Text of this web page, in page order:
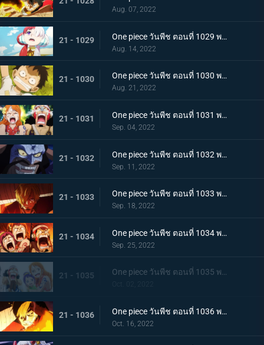
Aug. 07, 2022
21 - 1029 One piece วันพีช ตอนที่ 1029 พากย์ไทย ความทรงจำลางเลือน ลูฟี่กับอูตะลูกสาวของผมแดง
Aug. 14, 2022
21 - 1030 One piece วันพีช ตอนที่ 1030 พากย์ไทย คำสาบานต่อยุคสมัยใหม่! ลูฟี่กับอูตะ
Aug. 21, 2022
21 - 1031 One piece วันพีช ตอนที่ 1031 พากย์ไทย นามิตะโกนสุดเสียง เดธเรซแบบจนตรอก
Sep. 04, 2022
21 - 1032 One piece วันพีช ตอนที่ 1032 พากย์ไทย รุ่งอรุณของแคว้นวะ ทุกด้านประจันหน้าสุดเดือด
Sep. 11, 2022
21 - 1033 One piece วันพีช ตอนที่ 1033 พากย์ไทย ชี้ขาด หมัดราชันย์เร่งความเร็วของลูฟี่
Sep. 18, 2022
21 - 1034 One piece วันพีช ตอนที่ 1034 พากย์ไทย ลูฟี่พ่ายแพ้! กลุ่มหมวกฟางตกที่นั่งลำบาก
Sep. 25, 2022
21 - 1035 One piece วันพีช ตอนที่ 1035 พากย์ไทย ร้อยอสูรเหยียบย่ำ สิ้นสมัยตระกูลโคสึกิ
Oct. 02, 2022
21 - 1036 One piece วันพีช ตอนที่ 1036 พากย์ไทย ต่อต้านคืนมืดมิด โชกุนใหญ่แคว้นวะกู่ก้อง
Oct. 16, 2022